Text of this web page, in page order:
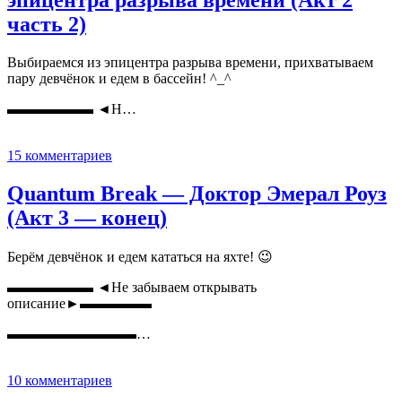
часть 2)
Выбираемся из эпицентра разрыва времени, прихватываем
пару девчёнок и едем в бассейн! ^_^
▬▬▬▬▬▬ ◄Н…
15 комментариев
Quantum Break — Доктор Эмерал Роуз
(Акт 3 — конец)
Берём девчёнок и едем кататься на яхте! 😉
▬▬▬▬▬▬ ◄Не забываем открывать
описание►▬▬▬▬▬
▬▬▬▬▬▬▬▬▬…
10 комментариев